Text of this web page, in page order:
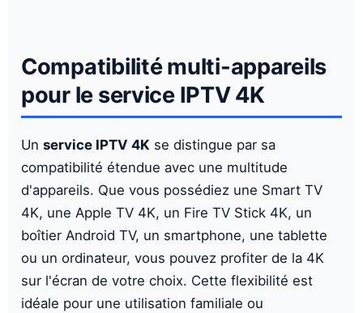
Compatibilité multi-appareils
pour le service IPTV 4K
Un service IPTV 4K se distingue par sa
compatibilité étendue avec une multitude
d'appareils. Que vous possédiez une Smart TV
4K, une Apple TV 4K, un Fire TV Stick 4K, un
boîtier Android TV, un smartphone, une tablette
ou un ordinateur, vous pouvez profiter de la 4K
sur l'écran de votre choix. Cette flexibilité est
idéale pour une utilisation familiale ou